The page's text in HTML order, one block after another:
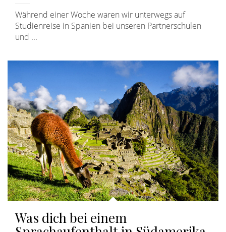
Während einer Woche waren wir unterwegs auf
Studienreise in Spanien bei unseren Partnerschulen
und ...
Was dich bei einem